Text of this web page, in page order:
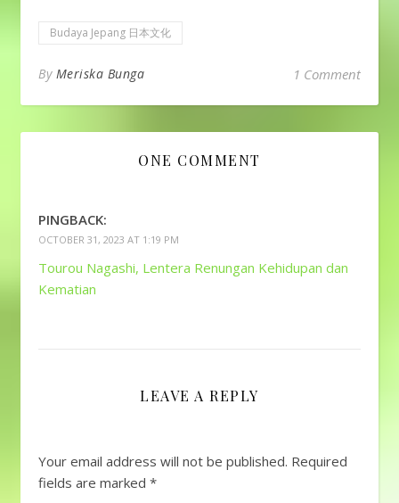
Budaya Jepang 日本文化
By Meriska Bunga 1 Comment
ONE COMMENT
PINGBACK:
OCTOBER 31, 2023 AT 1:19 PM
Tourou Nagashi, Lentera Renungan Kehidupan dan
Kematian
LEAVE A REPLY
Your email address will not be published. Required
fields are marked *